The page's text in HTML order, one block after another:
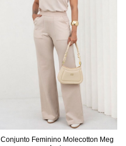
Conjunto Feminino Molecotton Meg